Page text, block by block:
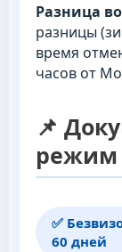
Разница
разницы
время
часов от
📌
режим
✅
60 дней